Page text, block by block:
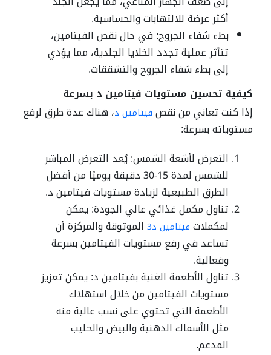
أكثر عرضة للالتهابات والحساسية.
بطء شفاء الجروح: في حال نقص الفيتامين،
تتأثر عملية تجدد الخلايا الجلدية، مما يؤدي
إلى بطء شفاء الجروح والتشققات.
كيفية تحسين مستويات فيتامين د بسرعة
إذا كنت تعاني من نقص فيتامين د، هناك عدة طرق لرفع
مستوياته بسرعة:
التعرض لأشعة الشمس: يُعد التعرض المباشر
للشمس لمدة 15-30 دقيقة يوميًا من أفضل
الطرق الطبيعية لزيادة مستويات فيتامين د.
تناول مكمل غذائي عالي الجودة: يمكن
لمكملات فيتامين د3 الموثوقة والمركزة أن
تساعد في رفع مستويات الفيتامين بسرعة
وفعالية.
تناول الأطعمة الغنية بفيتامين د: يمكن تعزيز
مستويات الفيتامين من خلال استهلاك
الأطعمة التي تحتوي على نسب عالية منه
مثل الأسماك الدهنية والبيض والحليب
المدعم.